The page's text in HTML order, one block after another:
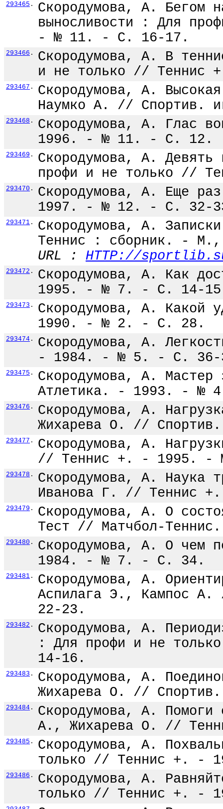
293465 .
Скородумова, А. Бегом
выносливости : Для
- № 11. - С. 16-17.
293466 .
Скородумова, А. В
и не только //
293467 .
Скородумова, А.
Наумко А. //
293468 .
Скородумова, А. Глас
1996. - № 11. - С. 12.
293469 .
Скородумова, А. Девять
профи и не только //
293470 .
Скородумова, А. Еще
1997. - № 12. - С. 32-
293471 .
Скородумова, А.
Теннис : сборник. -
URL : HTTP://
293472 .
Скородумова, А. Как
1995. - № 7. - С. 14-
293473 .
Скородумова, А. Какой
1990. - № 2. - С. 28.
293474 .
Скородумова, А.
- 1984. - № 5. - С. 36-
293475 .
Скородумова, А.
Атлетика. - 1993. - №
293476 .
Скородумова, А.
Жихарева О. //
293477 .
Скородумова, А.
// Теннис +. - 1995.
293478 .
Скородумова, А. Наука
Иванова Г. // Теннис
293479 .
Скородумова, А. О
Тест // Матчбол-
293480 .
Скородумова, А. О чем
1984. - № 7. - С. 34.
293481 .
Скородумова, А.
Аспилага Э., Кампос
22-23.
293482 .
Скородумова, А.
: Для профи и не
14-16.
293483 .
Скородумова, А.
Жихарева О. //
293484 .
Скородумова, А. Помоги
А., Жихарева О. //
293485 .
Скородумова, А.
только // Теннис +.
293486 .
Скородумова, А.
только // Теннис +. -